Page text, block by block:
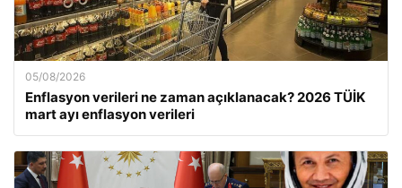
05/08/2026
Enflasyon verileri ne zaman açıklanacak? 2026 TÜİK
mart ayı enflasyon verileri